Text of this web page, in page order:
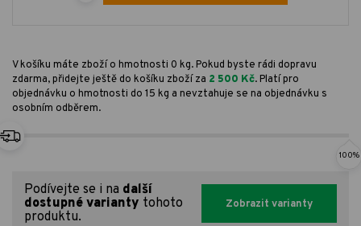
V košíku máte zboží o hmotnosti 0 kg. Pokud byste rádi dopravu
zdarma, přidejte ještě do košíku zboží za 2 500 Kč. Platí pro
objednávku o hmotnosti do 15 kg a nevztahuje se na objednávku s
osobním odběrem.
100%
Podívejte se i na další
dostupné varianty tohoto
produktu.
Zobrazit varianty